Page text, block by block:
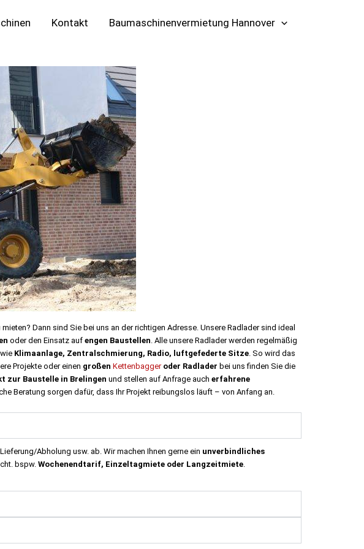
Kontakt Baumaschinenvermietung Hannover
mieten? Dann sind Sie bei uns an der richtigen Adresse. Unsere Radlader sind ideal
oder den Einsatz auf engen Baustellen. Alle unsere Radlader werden regelmäßig
Klimaanlage, Zentralschmierung, Radio, luftgefederte Sitze. So wird das
Projekte oder einen großen Kettenbaggeroder Radlader bei uns finden Sie die
zur Baustelle in Brelingen und stellen auf Anfrage auch erfahrene
Beratung sorgen dafür, dass Ihr Projekt reibungslos läuft – von Anfang an.
Abholung usw. ab. Wir machen Ihnen gerne ein unverbindliches
bspw. Wochenendtarif, Einzeltagmiete oder Langzeitmiete